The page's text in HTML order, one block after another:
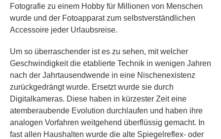
Fotografie zu einem Hobby für Millionen von Menschen
wurde und der Fotoapparat zum selbstverständlichen
Accessoire jeder Urlaubsreise.
Um so überraschender ist es zu sehen, mit welcher
Geschwindigkeit die etablierte Technik in wenigen Jahren
nach der Jahrtausendwende in eine Nischenexistenz
zurückgedrängt wurde. Ersetzt wurde sie durch
Digitalkameras. Diese haben in kürzester Zeit eine
atemberaubende Evolution durchlaufen und haben ihre
analogen Vorfahren weitgehend überflüssig gemacht. In
fast allen Haushalten wurde die alte Spiegelreflex- oder